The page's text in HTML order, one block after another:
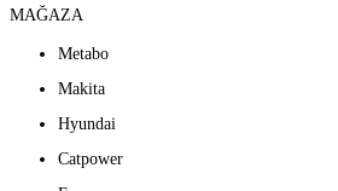
MAĞAZA
Metabo
Makita
Hyundai
Catpower